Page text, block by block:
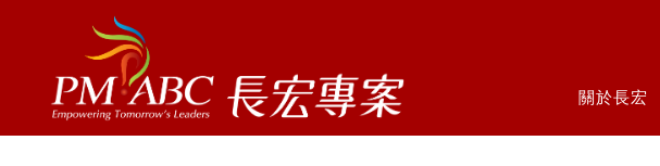
關於長宏